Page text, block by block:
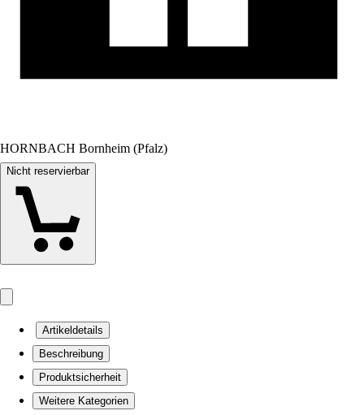
HORNBACH Bornheim (Pfalz)
Nicht reservierbar
Artikeldetails
Beschreibung
Produktsicherheit
Weitere Kategorien